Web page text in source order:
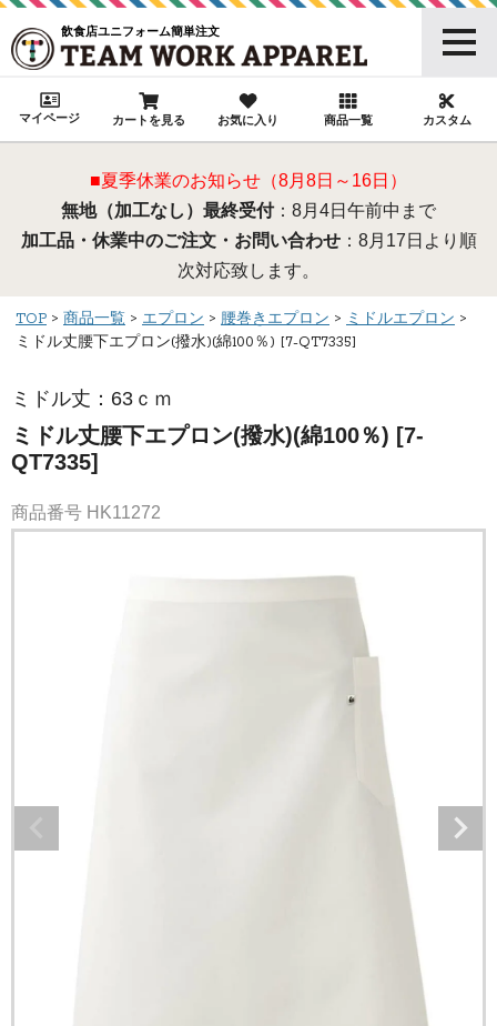
飲食店ユニフォーム簡単注文
マイページ カートを見る お気に入り 商品一覧 カスタム
■夏季休業のお知らせ（8月8日～16日）
無地（加工なし）最終受付：8月4日午前中まで
加工品・休業中のご注文・お問い合わせ：8月17日より順
次対応致します。
TOP 商品一覧 エプロン 腰巻きエプロン
ミドルエプロン
ミドル丈腰下エプロン(撥水)(綿100％) [7-QT7335]
ミドル丈：63ｃｍ
ミドル丈腰下エプロン(撥水)(綿100％) [7-
QT7335]
商品番号 HK11272